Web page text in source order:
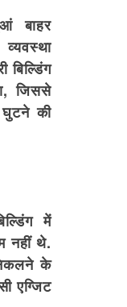
बाहर
बिल्डिंग
जिससे
घुटने की
में
नहीं थे.
के
एग्जिट